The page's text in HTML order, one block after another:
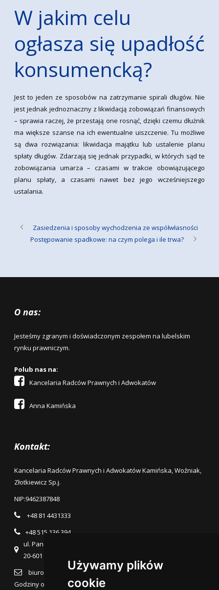
Używamy plików
cookie
W jakim celu
ogłasza się upadłość
konsumencką?
Jest to jeden ze sposobów na zatrzymanie spirali długów. Nie
jest jednak jednoznaczny z likwidacją zobowiązań finansowych
– sprawia raczej, że przestają one rosnąć, dzięki czemu dłużnik
ma większe szanse na ich ewentualne uiszczenie. Tu możliwe
są dwa rozwiązania: likwidacja majątku lub ustalenie planu
spłaty długów. Zdarzają się jednak przypadki, w których sąd te
zobowiązania umarza – czasami w trakcie obowiązującego
planu spłaty, a czasami nawet bez jego wcześniejszego
ustalania.
Zasiedzenia i sposoby wychodzenia ze współwłasności
Postępowanie spadkowe: na czym polega i ile trwa?
O nas:
Jesteśmy zgranym i doświadczonym zespołem na lubelskim
rynku prawniczym.
Polub nas na:
Kancelaria Radców Prawnych i Adwokatów
Anna Kamińska
Kontakt:
Kancelaria Radców Prawnych i Adwokatów Kamińska, Woźniak,
Złotkiewicz Sp.j.
NIP:9462387848
+48 81 4431333
+48 515 136 394
ul. Pana Balcera 6b/7 (Piętro II),
20-601 Lublin
biuro@kancelaria.lublin.pl
Godziny otwarcia: